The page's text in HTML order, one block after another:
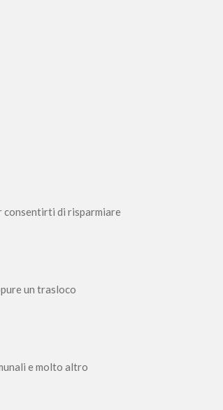
consentirti di risparmiare
un trasloco
e molto altro